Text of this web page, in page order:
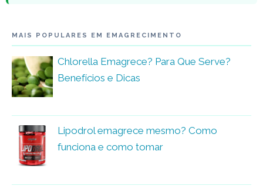
MAIS POPULARES EM EMAGRECIMENTO
Chlorella Emagrece? Para Que Serve?
Benefícios e Dicas
Lipodrol emagrece mesmo? Como
funciona e como tomar